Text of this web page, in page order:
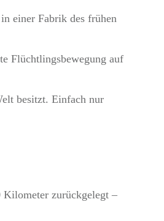
einer Fabrik des frühen
Flüchtlingsbewegung auf
besitzt. Einfach nur
Kilometer zurückgelegt –